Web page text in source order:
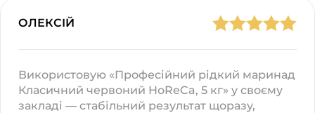
ОЛЕКСІЙ
Використовую «Професійний рідкий маринад
Класичний червоний HoReCa, 5 кг» у своєму
закладі — стабільний результат щоразу,